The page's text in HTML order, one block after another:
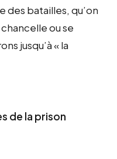
des batailles, qu’on
ou se
jusqu’à « la
de la prison